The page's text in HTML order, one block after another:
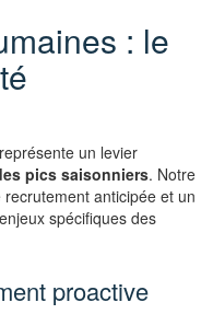
: le
un levier
pics saisonniers. Notre
anticipée et un
spécifiques des
proactive